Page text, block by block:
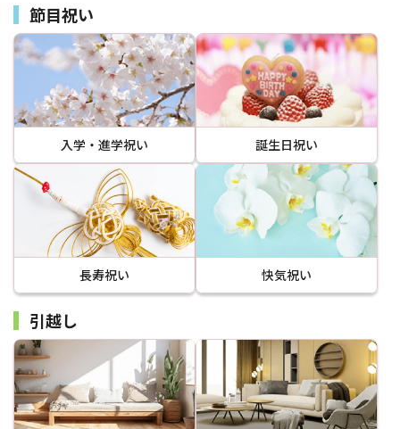
節目祝い
入学・進学祝い 誕生日祝い
長寿祝い 快気祝い
引越し